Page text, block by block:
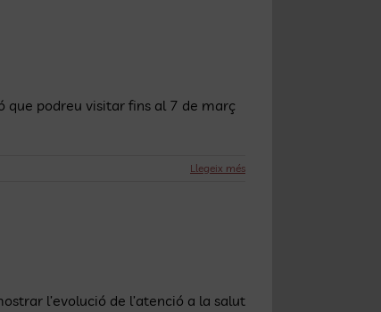
que podreu visitar fins al 7 de març
Llegeix més
l’evolució de l’atenció a la salut